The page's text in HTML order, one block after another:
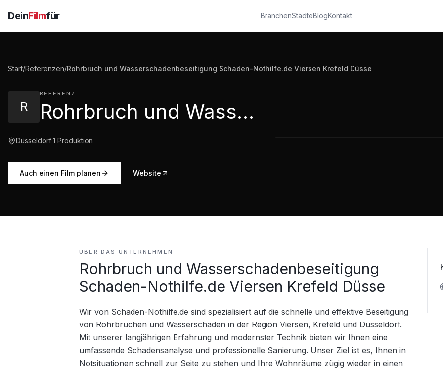
DeinFilmfür BranchenStädteBlogKontakt
Start/Referenzen/Rohrbruch und Wasserschadenbeseitigung Schaden-Nothilfe.de Viersen Krefeld Düsse
R
REFERENZ
Rohrbruch und Wasserschadenbeseitigung Schaden-Nothilfe.de Viersen Krefeld Düsse
Düsseldorf·1 Produktion
Auch einen Film planen Website
ÜBER DAS UNTERNEHMEN
Rohrbruch und Wasserschadenbeseitigung
Schaden-Nothilfe.de Viersen Krefeld Düsse
Wir von Schaden-Nothilfe.de sind spezialisiert auf die schnelle und effektive Beseitigung
von Rohrbrüchen und Wasserschäden in der Region Viersen, Krefeld und Düsseldorf.
Mit unserer langjährigen Erfahrung und modernster Technik bieten wir Ihnen eine
umfassende Schadensanalyse und professionelle Sanierung. Unser Ziel ist es, Ihnen in
Notsituationen schnell zur Seite zu stehen und Ihre Wohnräume zügig wieder in einen